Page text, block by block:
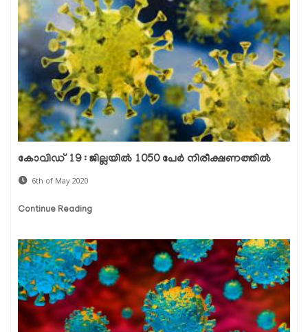
കോവിഡ് 19 : ജില്ലയില്‍ 1050 പേര്‍ നിരീക്ഷണത്തില്‍
6th of May 2020
Continue Reading